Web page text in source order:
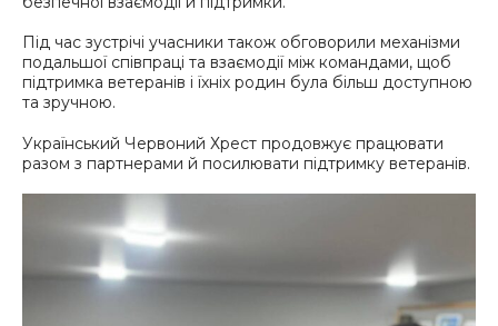
Під час зустрічі учасники також обговорили механізми
подальшої співпраці та взаємодії між командами, щоб
підтримка ветеранів і їхніх родин була більш доступною
та зручною.
Український Червоний Хрест продовжує працювати
разом з партнерами й посилювати підтримку ветеранів.